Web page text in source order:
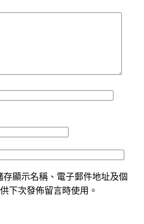
存顯示名稱、電子郵件地址及個
下次發佈留言時使用。